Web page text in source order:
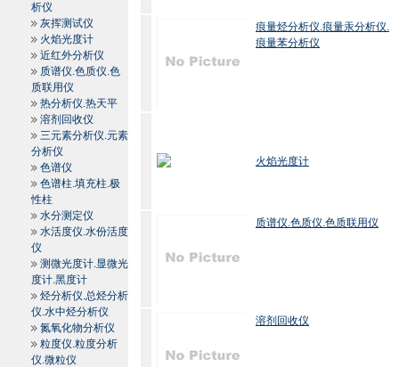
析仪
灰挥测试仪
火焰光度计
近红外分析仪
质谱仪.色质仪.色
质联用仪
热分析仪.热天平
溶剂回收仪
三元素分析仪.元素
分析仪
色谱仪
色谱柱.填充柱.极
性柱
水分测定仪
水活度仪.水份活度
仪
测微光度计.显微光
度计.黑度计
烃分析仪.总烃分析
仪.水中烃分析仪
氮氧化物分析仪
粒度仪.粒度分析
仪.微粒仪
痕量烃分析仪.痕量汞分析仪.
痕量苯分析仪
火焰光度计
质谱仪.色质仪.色质联用仪
溶剂回收仪